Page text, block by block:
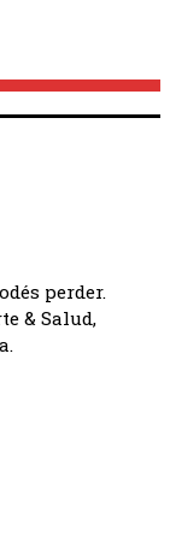
perder.
& Salud,